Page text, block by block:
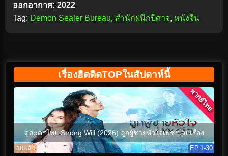
ออกอากาศ: 2022
Tag: Demon Sealer Bureau, สำนักผนึกปีศาจ, หนังจีน
เรื่องฮิตติดTOPในสัปดาห์นี้
ดูละครไทย Strong Will (2026) ลูกผู้ชายหัวใจเพชร จบเรื่อง
จบแล้ว EP.1-30
พากย์ไทย